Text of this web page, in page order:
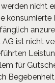
ist nicht
für